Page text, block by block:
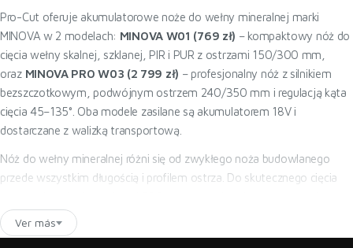
Pro-Cut oferuje akumulatorowe noże do wełny mineralnej marki
MINOVA w 2 modelach: MINOVA W01 (769 zł) – kompaktowy nóż do
cięcia wełny skalnej, szklanej, PIR i PUR z ostrzami 150/300 mm,
oraz MINOVA PRO W03 (2 799 zł) – profesjonalny nóż z silnikiem
bezszczotkowym, podwójnym ostrzem 240/350 mm i regulacją kąta
cięcia 45–135°. Oba modele zasilane są akumulatorem 18V i
dostarczane z walizką transportową.
Nóż do wełny mineralnej różni się od zwykłego noża budowlanego
przede wszystkim długością i profilem ostrza. Do skutecznego cięcia
220 mm – standardowe noże ręczne o długości 150–200 mm nie
wystarczają i niszczą krawędź cięcia. Akumulatorowe noże MINOVA
Ver más